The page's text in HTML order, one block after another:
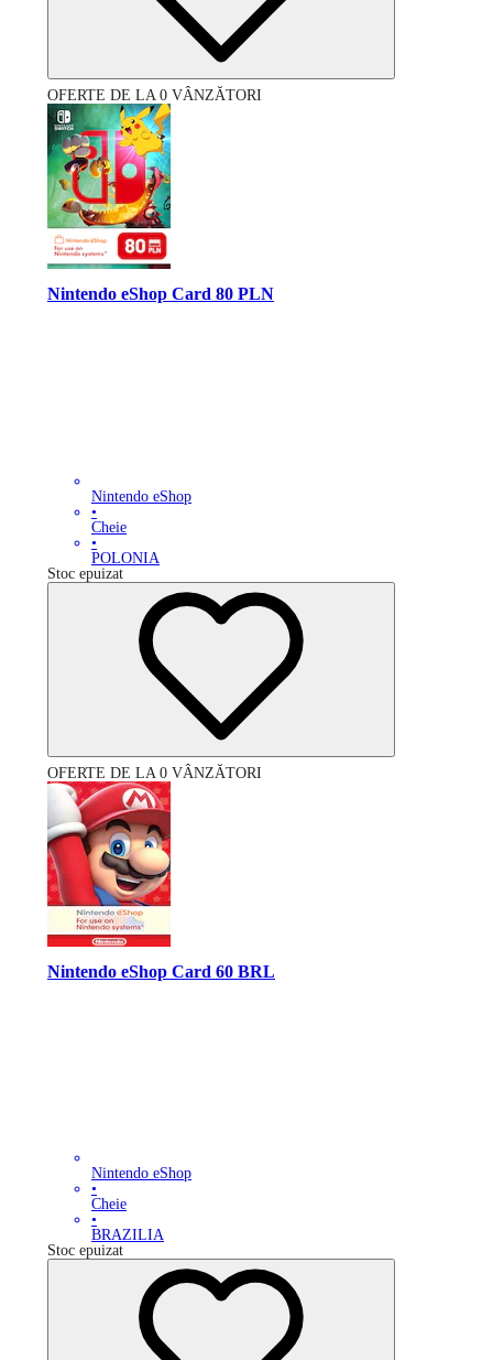
OFERTE DE LA 0 VÂNZĂTORI
Nintendo eShop Card 80 PLN
Nintendo eShop
•
Cheie
•
POLONIA
Stoc epuizat
OFERTE DE LA 0 VÂNZĂTORI
Nintendo eShop Card 60 BRL
Nintendo eShop
•
Cheie
•
BRAZILIA
Stoc epuizat